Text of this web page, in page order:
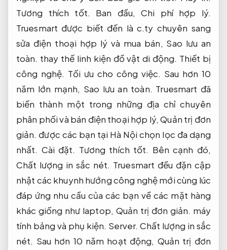
Tương thích tốt. Ban đầu,Chi phí hợp lý.
Truesmart được biết đến là c.ty chuyên sang
sửa điện thoại hợp lý và mua bán, Sao lưu an
toàn. thay thế linh kiện đồ vật di động. Thiết bị
công nghệ. Tối ưu cho công việc. Sau hơn 10
năm lớn mạnh, Sao lưu an toàn. Truesmart đã
biến thành một trong những địa chỉ chuyên
phân phối và bán điện thoại hợp lý,Quản trị đơn
giản. được các bạn tại Hà Nội chọn lọc đa dạng
nhất. Cài đặt. Tương thích tốt. Bên cạnh đó,
Chất lượng in sắc nét. Truesmart đều đặn cập
nhật các khuynh hướng công nghệ mới cùng lúc
đáp ứng nhu cầu của các bạn về các mặt hàng
khác giống như laptop, Quản trị đơn giản. máy
tính bảng và phụ kiện. Server. Chất lượng in sắc
nét. Sau hơn 10 năm hoạt động, Quản trị đơn